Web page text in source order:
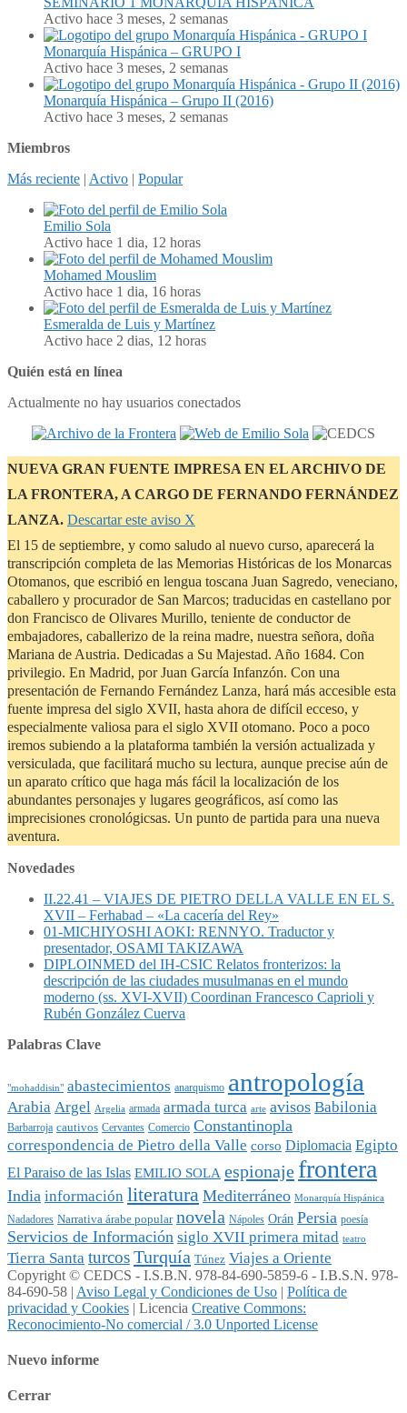
Activo hace 3 meses, 2 semanas
Monarquía Hispánica – GRUPO I
Activo hace 3 meses, 2 semanas
Monarquía Hispánica – Grupo II (2016)
Activo hace 3 meses, 2 semanas
Miembros
Más reciente | Activo | Popular
Emilio Sola
Activo hace 1 dia, 12 horas
Mohamed Mouslim
Activo hace 1 dia, 16 horas
Esmeralda de Luis y Martínez
Activo hace 2 dias, 12 horas
Quién está en línea
Actualmente no hay usuarios conectados
NUEVA GRAN FUENTE IMPRESA EN EL ARCHIVO DE
LA FRONTERA, A CARGO DE FERNANDO FERNÁNDEZ
LANZA. Descartar este aviso Χ
El 15 de septiembre, y como saludo al nuevo curso, aparecerá la
transcripción completa de las Memorias Históricas de los Monarcas
Otomanos, que escribió en lengua toscana Juan Sagredo, veneciano,
caballero y procurador de San Marcos; traducidas en castellano por
don Francisco de Olivares Murillo, teniente de conductor de
embajadores, caballerizo de la reina madre, nuestra señora, doña
Mariana de Austria. Dedicadas a Su Majestad. Año 1684. Con
privilegio. En Madrid, por Juan García Infanzón. Con una
presentación de Fernando Fernández Lanza, hará más accesible esta
fuente impresa del siglo XVII, hasta ahora de difícil ecceso, y
especialmente valiosa para el siglo XVII otomano. Poco a poco
iremos subiendo a la plataforma también la versión actualizada y
versiculada, que facilitará mucho su lectura, aunque precise aún de
un aparato crítico que haga más fácil la localización de los
abundantes personajes y lugares geográficos, así como las
imprecisiones cronológicsas. Un punto de partida para una nueva
aventura.
Novedades
II.22.41 – VIAJES DE PIETRO DELLA VALLE EN EL S.
XVII – Ferhabad – «La cacería del Rey»
01-MICHIYOSHI AOKI: RENNYO. Traductor y
presentador, OSAMI TAKIZAWA
DIPLOINMED del IH-CSIC Relatos fronterizos: la
descripción de las ciudades musulmanas en el mundo
moderno (ss. XVI-XVII) Coordinan Francesco Caprioli y
Rubén González Cuerva
Palabras Clave
"mohaddisin" abastecimientos anarquismo antropología
Arabia Argel Argelia armada armada turca arte avisos Babilonia
Barbarroja cautivos Cervantes Comercio Constantinopla
correspondencia de Pietro della Valle corso Diplomacia Egipto
El Paraiso de las Islas EMILIO SOLA espionaje frontera
India información literatura Mediterráneo Monarquía Hispánica
Nadadores Narrativa árabe popular novela Nápoles Orán Persia poesía
Servicios de Información siglo XVII primera mitad teatro
Tierra Santa turcosTurquía Túnez Viajes a Oriente
Copyright © CEDCS - I.S.B.N. 978-84-690-5859-6 - I.B.S.N. 978-
84-690-58 | Aviso Legal y Condiciones de Uso | Política de
privacidad y Cookies | Licencia Creative Commons:
Reconocimiento-No comercial / 3.0 Unported License
Nuevo informe
Cerrar